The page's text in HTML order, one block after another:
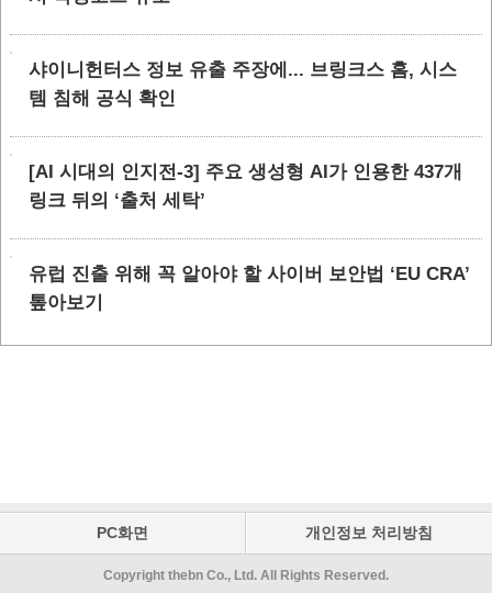
샤이니헌터스 정보 유출 주장에... 브링크스 홈, 시스
템 침해 공식 확인
[AI 시대의 인지전-3] 주요 생성형 AI가 인용한 437개
링크 뒤의 ‘출처 세탁’
유럽 진출 위해 꼭 알아야 할 사이버 보안법 ‘EU CRA’
톺아보기
PC화면 개인정보 처리방침
Copyright thebn Co., Ltd. All Rights Reserved.